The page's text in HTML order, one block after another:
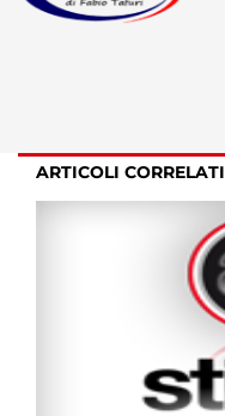
ARTICOLI CORRELATI